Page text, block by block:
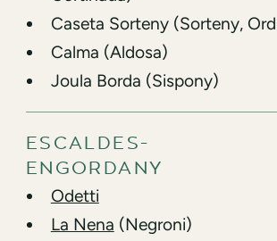
Caseta Sorteny (Sorteny,
Calma (Aldosa)
Joula Borda (Sispony)
ESCALDES-
ENGORDANY
Odetti
La Nena (Negroni)